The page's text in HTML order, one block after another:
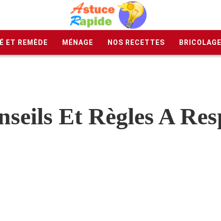
ET REMÈDE MÉNAGE NOS RECETTES BRICOLAGE
Et Règles A